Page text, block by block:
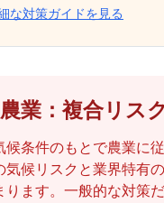
な対策ガイドを見る
業：複合リスク
候条件のもとで農業に
気候リスクと業界特有
ります。一般的な対策だ